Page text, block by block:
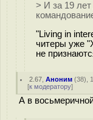
> И за 19
"Living in
читеры уже
не
2.67 ,Аноним (38),
[к модератору]
А в